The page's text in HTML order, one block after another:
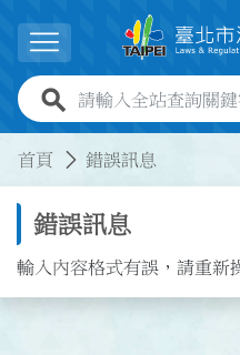
展開選單
全站查詢關鍵字欄位
首頁 錯誤訊息
錯誤訊息
輸入內容格式有誤，請重新